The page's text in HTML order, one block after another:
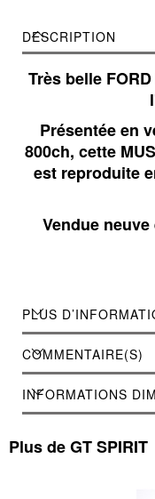
DESCRIPTION
Très belle
Présentée en
800ch, cette
est reproduite
Vendue
PLUS
COMMENTAIRE(S)
INFORMATIONS
Plus de GT SPIRIT